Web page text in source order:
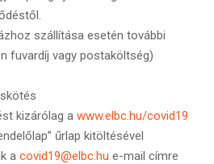
szállítása esetén további
fuvardíj vagy postaköltség)
kizárólag a www.elbc.hu/covid19
űrlap kitöltésével
a covid19@elbc.hu e-mail címre